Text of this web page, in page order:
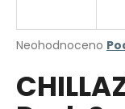
Průměrné
produktu
je
0,0
Neohodnoceno
j
t